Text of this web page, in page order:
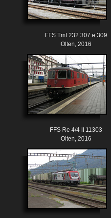
FFS Tmf 232 307 e 309
Olten, 2016
FFS Re 4/4 II 11303
Olten, 2016